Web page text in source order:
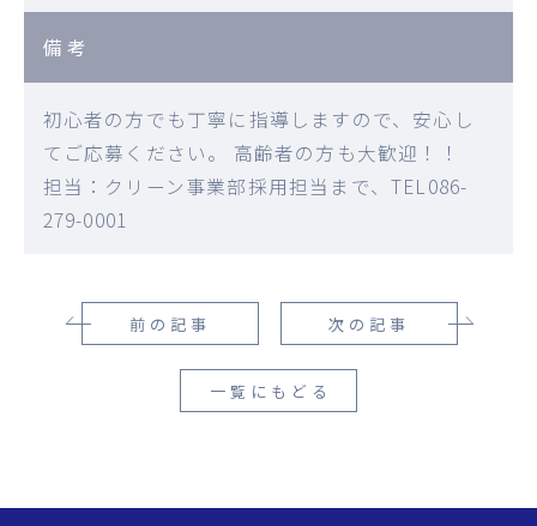
備考
初心者の方でも丁寧に指導しますので、安心し
てご応募ください。 高齢者の方も大歓迎！！
担当：クリーン事業部採用担当まで、TEL086-
279-0001
前の記事 次の記事
一覧にもどる